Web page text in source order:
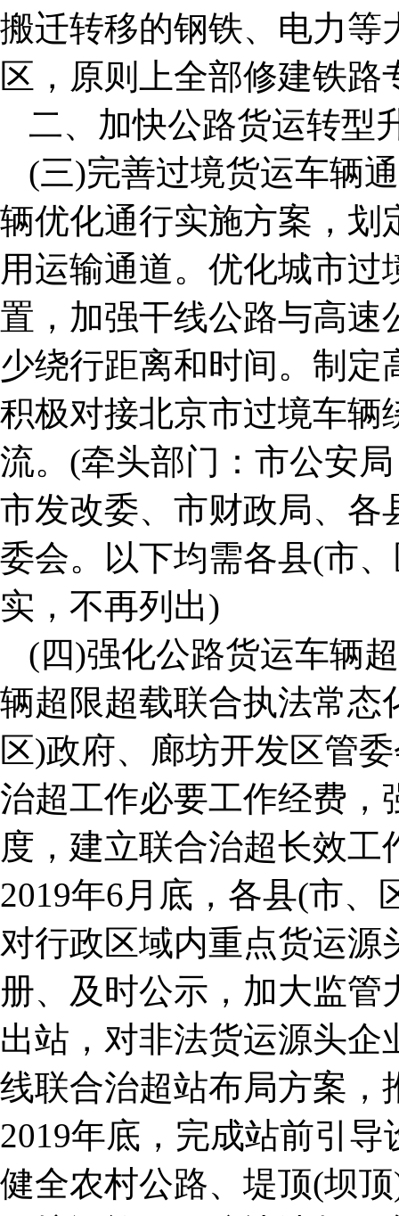
搬迁转移的钢铁、电力等
区，原则上全部修建铁路
二、加快公路货运转型
(三)完善过境货运车辆
辆优化通行实施方案，划
用运输通道。优化城市
置，加强干线公路与高速
少绕行距离和时间。制
积极对接北京市过境车辆
流。(牵头部门：市公安
市发改委、市财政局、各
委会。以下均需各县(市
实，不再列出)
(四)强化公路货运车辆
辆超限超载联合执法常态
区)政府、廊坊开发区管
治超工作必要工作经费，
度，建立联合治超长效
2019年6月底，各县(市
对行政区域内重点货运
册、及时公示，加大监
出站，对非法货运源头
线联合治超站布局方案，
2019年底，完成站前引
健全农村公路、堤顶(坝